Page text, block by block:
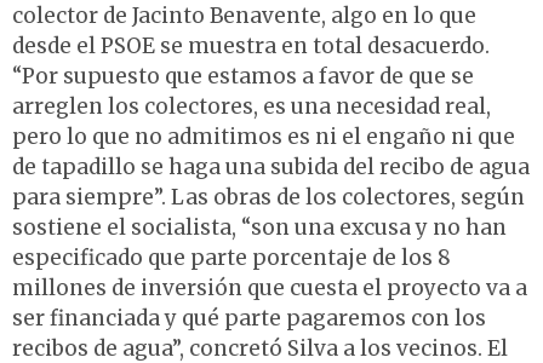
colector de Jacinto Benavente, algo en lo que
desde el PSOE se muestra en total desacuerdo.
“Por supuesto que estamos a favor de que se
arreglen los colectores, es una necesidad real,
pero lo que no admitimos es ni el engaño ni que
de tapadillo se haga una subida del recibo de agua
para siempre”. Las obras de los colectores, según
sostiene el socialista, “son una excusa y no han
especificado que parte porcentaje de los 8
millones de inversión que cuesta el proyecto va a
ser financiada y qué parte pagaremos con los
recibos de agua”, concretó Silva a los vecinos. El